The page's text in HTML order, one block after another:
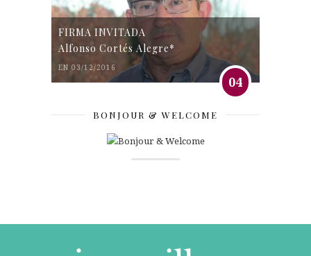
FIRMA INVITADA
Alfonso Cortés Alegre*
EN 03/12/2016
04
BONJOUR & WELCOME